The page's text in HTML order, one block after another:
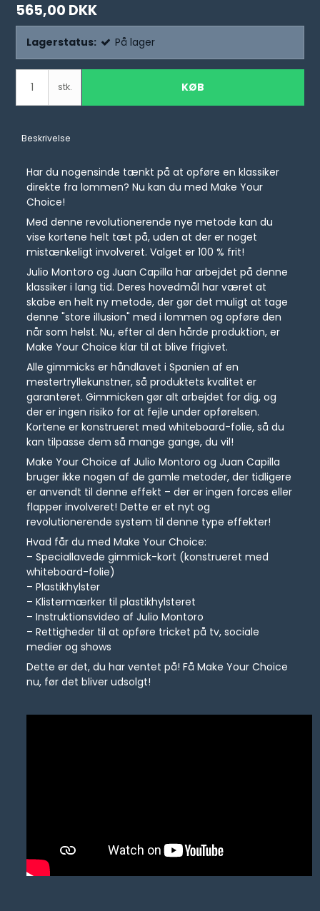
565,00 DKK
Lagerstatus: På lager
stk. KØB
Beskrivelse
Har du nogensinde tænkt på at opføre en klassiker
direkte fra lommen? Nu kan du med Make Your
Choice!
Med denne revolutionerende nye metode kan du
vise kortene helt tæt på, uden at der er noget
mistænkeligt involveret. Valget er 100 % frit!
Julio Montoro og Juan Capilla har arbejdet på denne
klassiker i lang tid. Deres hovedmål har været at
skabe en helt ny metode, der gør det muligt at tage
denne "store illusion" med i lommen og opføre den
når som helst. Nu, efter al den hårde produktion, er
Make Your Choice klar til at blive frigivet.
Alle gimmicks er håndlavet i Spanien af en
mestertryllekunstner, så produktets kvalitet er
garanteret. Gimmicken gør alt arbejdet for dig, og
der er ingen risiko for at fejle under opførelsen.
Kortene er konstrueret med whiteboard-folie, så du
kan tilpasse dem så mange gange, du vil!
Make Your Choice af Julio Montoro og Juan Capilla
bruger ikke nogen af de gamle metoder, der tidligere
er anvendt til denne effekt – der er ingen forces eller
flapper involveret! Dette er et nyt og
revolutionerende system til denne type effekter!
Hvad får du med Make Your Choice:
– Speciallavede gimmick-kort (konstrueret med
whiteboard-folie)
– Plastikhylster
– Klistermærker til plastikhylsteret
– Instruktionsvideo af Julio Montoro
– Rettigheder til at opføre tricket på tv, sociale
medier og shows
Dette er det, du har ventet på! Få Make Your Choice
nu, før det bliver udsolgt!